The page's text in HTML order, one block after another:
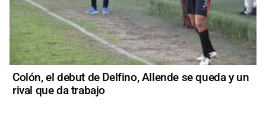
Colón, el debut de Delfino, Allende se queda y un
rival que da trabajo